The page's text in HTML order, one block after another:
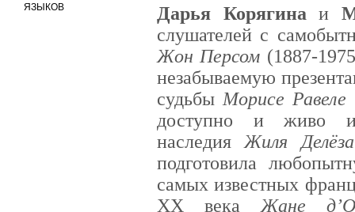
ЯЗЫКОВ
Дарья Корягина и
слушателей с
Жон Персом (1887-
незабываемую
судьбы Морисе Равеле
доступно и живо
наследия Жиля Делёза
подготовила
самых известных
XX века Жане